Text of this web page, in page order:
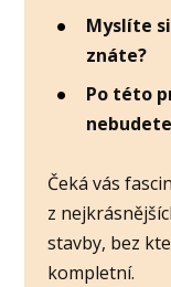
Myslíte
znáte?
Po této
Čeká vás
z
stavby, bez
kompletní.